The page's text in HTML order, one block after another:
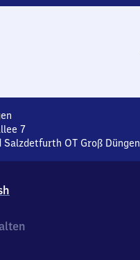
Düngen
7
Salzdetfurth OT Groß Düngen